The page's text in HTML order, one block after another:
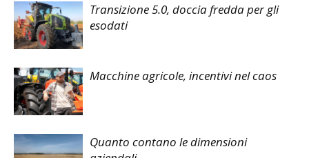
Transizione 5.0, doccia fredda per gli
esodati
Macchine agricole, incentivi nel caos
Quanto contano le dimensioni